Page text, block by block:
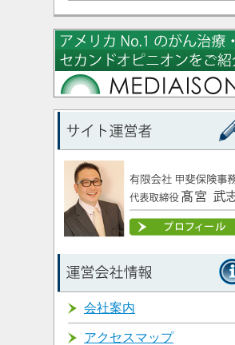
会社案内
アクセスマップ